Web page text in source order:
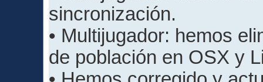
sincronización.
• Multijugador: hemos
de población en OSX y